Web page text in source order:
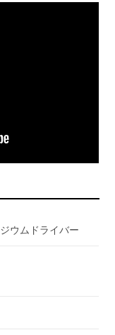
ウムドライバー